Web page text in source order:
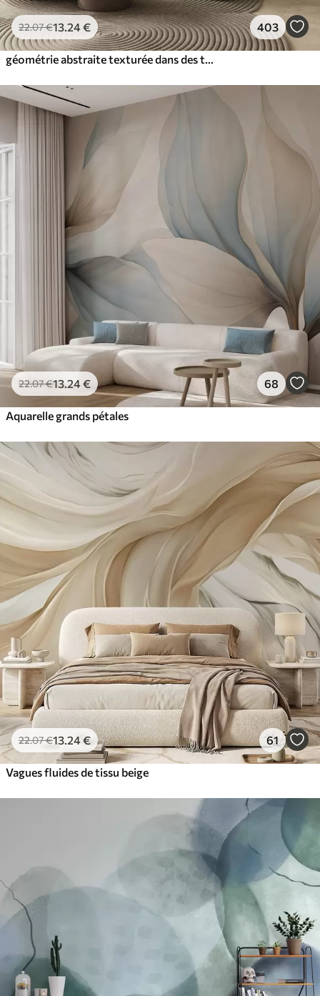
22.07€13 .24€ 403
22.07€13.24€ 68
Aquarelle grands pétales
22.07€13 .24€ 61
Vagues fluides de tissu beige